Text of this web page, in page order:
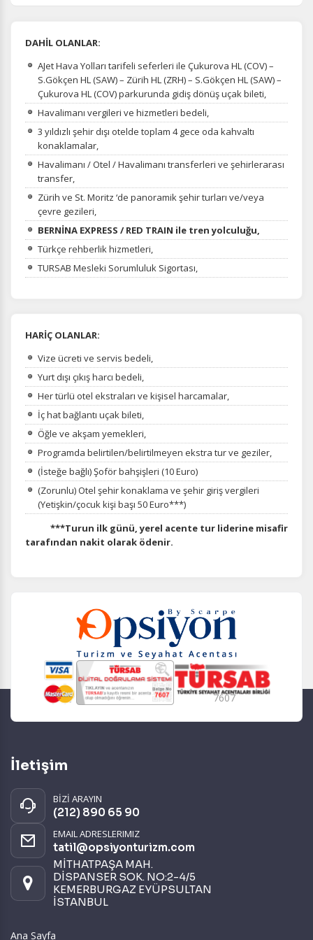
DAHİL OLANLAR:
AJet Hava Yolları tarifeli seferleri ile Çukurova HL (COV) –
S.Gökçen HL (SAW) – Zürih HL (ZRH) – S.Gökçen HL (SAW) –
Çukurova HL (COV) parkurunda gidiş dönüş uçak bileti,
Havalimanı vergileri ve hizmetleri bedeli,
3 yıldızlı şehir dışı otelde toplam 4 gece oda kahvaltı
konaklamalar,
Havalimanı / Otel / Havalimanı transferleri ve şehirlerarası
transfer,
Zürih ve St. Moritz ‘de panoramik şehir turları ve/veya
çevre gezileri,
BERNİNA EXPRESS / RED TRAIN ile tren yolculuğu,
Türkçe rehberlik hizmetleri,
TURSAB Mesleki Sorumluluk Sigortası,
HARİÇ OLANLAR:
Vize ücreti ve servis bedeli,
Yurt dışı çıkış harcı bedeli,
Her türlü otel ekstraları ve kişisel harcamalar,
İç hat bağlantı uçak bileti,
Öğle ve akşam yemekleri,
Programda belirtilen/belirtilmeyen ekstra tur ve geziler,
(İsteğe bağlı) Şoför bahşişleri (10 Euro)
(Zorunlu) Otel şehir konaklama ve şehir giriş vergileri
(Yetişkin/çocuk kişi başı 50 Euro***)
***Turun ilk günü, yerel acente tur liderine misafir
tarafından nakit olarak ödenir.
7607
İletişim
BİZİ ARAYIN
(212) 890 65 90
EMAIL ADRESLERIMIZ
tatil@opsiyonturizm.com
MİTHATPAŞA MAH.
DİSPANSER SOK. NO:2-4/5
KEMERBURGAZ EYÜPSULTAN
İSTANBUL
Ana Sayfa